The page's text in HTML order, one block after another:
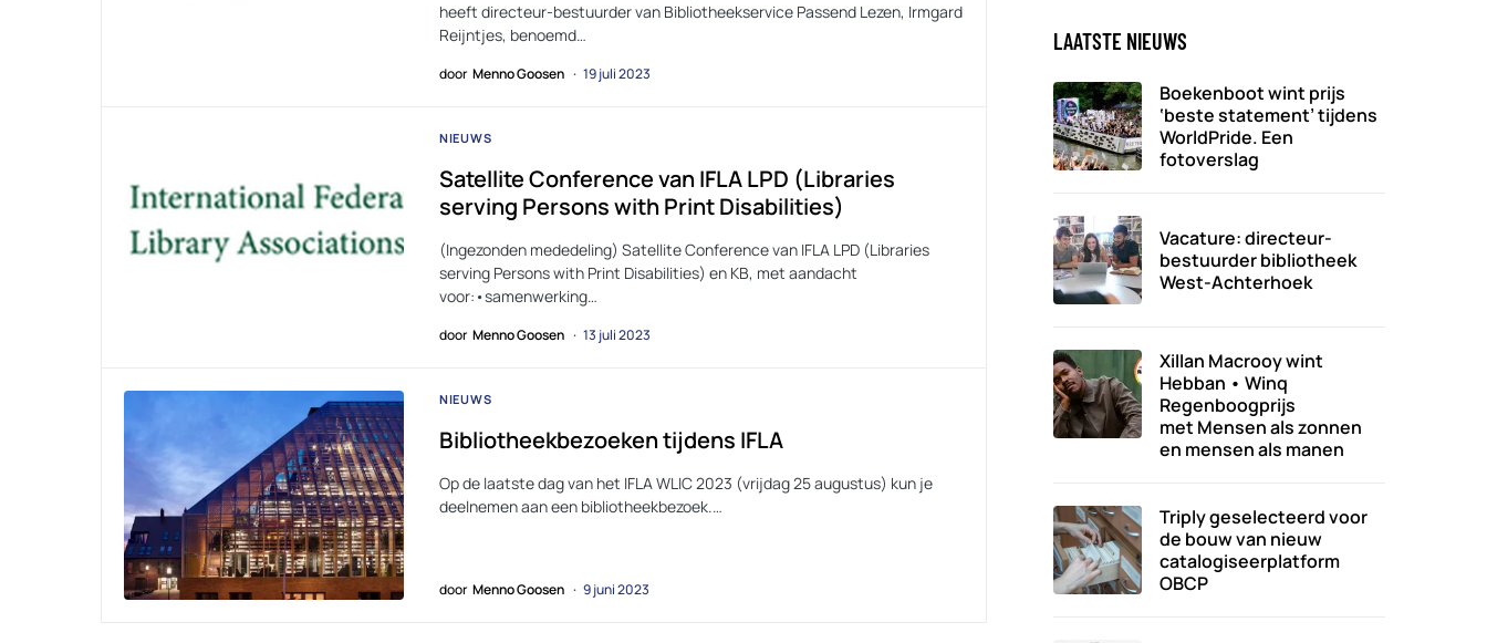
heeft directeur-bestuurder van Bibliotheekservice Passend Lezen, Irmgard
Reijntjes, benoemd…
door Menno Goosen 19 juli 2023
NIEUWS
Satellite Conference van IFLA LPD (Libraries
serving Persons with Print Disabilities)
(Ingezonden mededeling) Satellite Conference van IFLA LPD (Libraries
serving Persons with Print Disabilities) en KB, met aandacht
voor:•samenwerking…
door Menno Goosen 13 juli 2023
NIEUWS
Bibliotheekbezoeken tijdens IFLA
Op de laatste dag van het IFLA WLIC 2023 (vrijdag 25 augustus) kun je
deelnemen aan een bibliotheekbezoek.…
door Menno Goosen 9 juni 2023
LAATSTE NIEUWS
Boekenboot wint prijs
‘beste statement’ tijdens
WorldPride. Een
fotoverslag
Vacature: directeur-
bestuurder bibliotheek
West-Achterhoek
Xillan Macrooy wint
Hebban • Winq
Regenboogprijs
met Mensen als zonnen
en mensen als manen
Triply geselecteerd voor
de bouw van nieuw
catalogiseerplatform
OBCP